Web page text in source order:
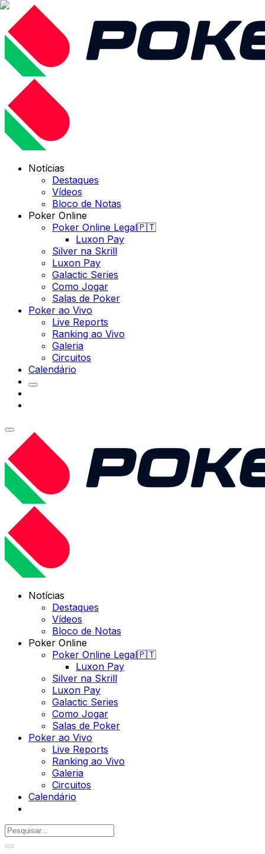
Notícias
Destaques
Vídeos
Bloco de Notas
Poker Online
Poker Online Legal🇵🇹
Luxon Pay
Silver na Skrill
Luxon Pay
Galactic Series
Como Jogar
Salas de Poker
Poker ao Vivo
Live Reports
Ranking ao Vivo
Galeria
Circuitos
Calendário
Notícias
Destaques
Vídeos
Bloco de Notas
Poker Online
Poker Online Legal🇵🇹
Luxon Pay
Silver na Skrill
Luxon Pay
Galactic Series
Como Jogar
Salas de Poker
Poker ao Vivo
Live Reports
Ranking ao Vivo
Galeria
Circuitos
Calendário